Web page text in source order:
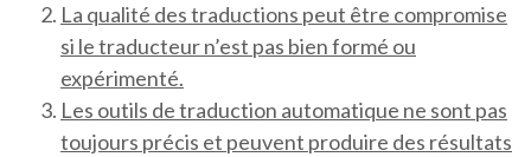
La qualité des traductions peut être compromise
si le traducteur n’est pas bien formé ou
expérimenté.
Les outils de traduction automatique ne sont pas
toujours précis et peuvent produire des résultats